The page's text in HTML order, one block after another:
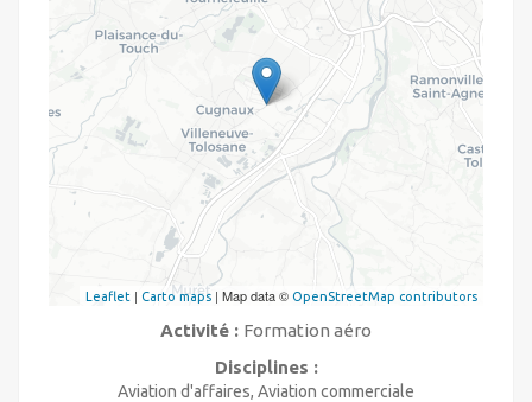
Leaflet | Carto maps | Map data © OpenStreetMap contributors
Activité : Formation aéro
Disciplines :
Aviation d'affaires, Aviation commerciale